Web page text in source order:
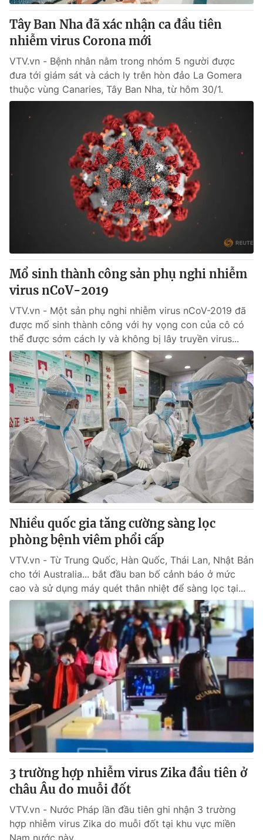
Tây Ban Nha đã xác nhận ca đầu tiên
nhiễm virus Corona mới
VTV.vn - Bệnh nhân nằm trong nhóm 5 người được
đưa tới giám sát và cách ly trên hòn đảo La Gomera
thuộc vùng Canaries, Tây Ban Nha, từ hôm 30/1.
Mổ sinh thành công sản phụ nghi nhiễm
virus nCoV-2019
VTV.vn - Một sản phụ nghi nhiễm virus nCoV-2019 đã
được mổ sinh thành công với hy vọng con của cô có
thể được sớm cách ly và không bị lây truyền virus...
Nhiều quốc gia tăng cường sàng lọc
phòng bệnh viêm phổi cấp
VTV.vn - Từ Trung Quốc, Hàn Quốc, Thái Lan, Nhật Bản
cho tới Australia... bắt đầu ban bố cảnh báo ở mức
cao và sử dụng máy quét thân nhiệt để sàng lọc tại...
3 trường hợp nhiễm virus Zika đầu tiên ở
châu Âu do muỗi đốt
VTV.vn - Nước Pháp lần đầu tiên ghi nhận 3 trường
hợp nhiễm virus Zika do muỗi đốt tại khu vực miền
Nam nước này.